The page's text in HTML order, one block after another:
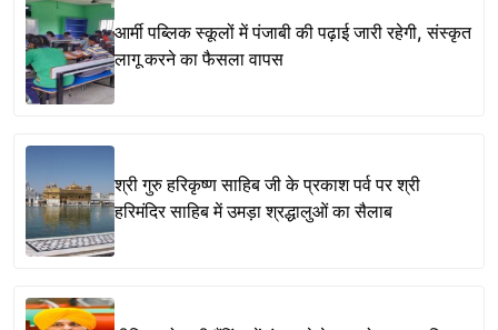
आर्मी पब्लिक स्कूलों में पंजाबी की पढ़ाई जारी रहेगी, संस्कृत
लागू करने का फैसला वापस
श्री गुरु हरिकृष्ण साहिब जी के प्रकाश पर्व पर श्री
हरिमंदिर साहिब में उमड़ा श्रद्धालुओं का सैलाब